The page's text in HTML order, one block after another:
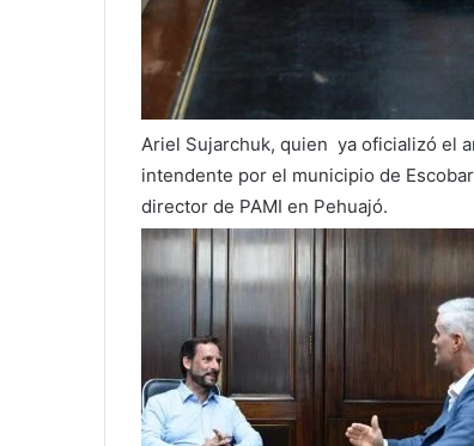
Ariel Sujarchuk, quien ya oficializó el
intendente por el municipio de
director de PAMI en Pehuajó.